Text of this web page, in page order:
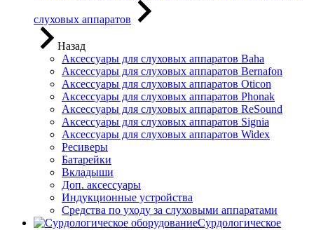
слуховых аппаратов
Назад
Аксессуары для слуховых аппаратов Baha
Аксессуары для слуховых аппаратов Bernafon
Аксессуары для слуховых аппаратов Oticon
Аксессуары для слуховых аппаратов Phonak
Аксессуары для слуховых аппаратов ReSound
Аксессуары для слуховых аппаратов Signia
Аксессуары для слуховых аппаратов Widex
Ресиверы
Батарейки
Вкладыши
Доп. аксессуары
Индукционные устройства
Средства по уходу за слуховыми аппаратами
Сурдологическое